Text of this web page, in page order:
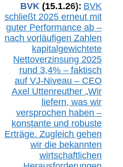
BVK (15.1.26): BVK
schließt 2025 erneut mit
guter Performance ab –
nach vorläufigen Zahlen
kapitalgewichtete
Nettoverzinsung 2025
rund 3,4% – faktisch
auf VJ-Niveau – CEO
Axel Uttenreuther „Wir
liefern, was wir
versprochen haben –
konstante und robuste
Erträge. Zugleich gehen
wir die bekannten
wirtschaftlichen